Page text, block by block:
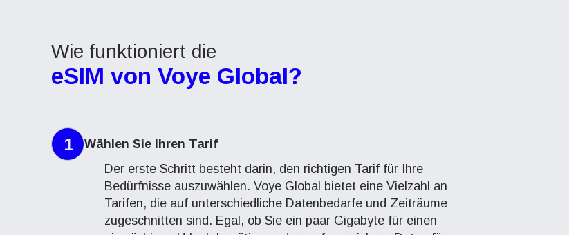
Wie funktioniert die
eSIM von Voye Global?
1
Wählen Sie Ihren Tarif
Der erste Schritt besteht darin, den richtigen Tarif für Ihre
Bedürfnisse auszuwählen. Voye Global bietet eine Vielzahl an
Tarifen, die auf unterschiedliche Datenbedarfe und Zeiträume
zugeschnitten sind. Egal, ob Sie ein paar Gigabyte für einen